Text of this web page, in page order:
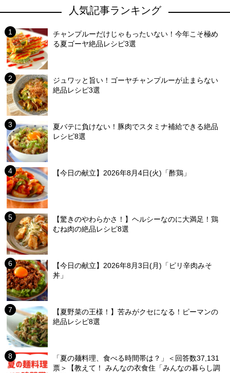
人気記事ランキング
チャンプルーだけじゃもったいない！今年こそ極め
る夏ゴーヤ絶品レシピ3選
ジュワッと旨い！ゴーヤチャンプルーが止まらない
絶品レシピ3選
夏バテに負けない！豚肉でスタミナ補給できる絶品
レシピ8選
【今日の献立】2026年8月4日(火)「酢鶏」
【驚きのやわらかさ！】ヘルシーなのに大満足！鶏
むね肉の絶品レシピ8選
【今日の献立】2026年8月3日(月)「ピリ辛肉みそ
丼」
【夏野菜の王様！】苦みがクセになる！ピーマンの
絶品レシピ8選
「夏の麺料理、食べる時間帯は？」＜回答数37,131
票＞【教えて！ みんなの衣食住「みんなの暮らし調